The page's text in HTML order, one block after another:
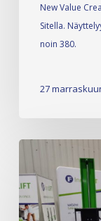
New Value
Sitella.
noin 380.
27